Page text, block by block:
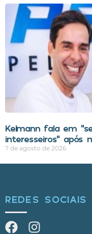
Kelmann fala em
interesseiros” após
7 de agosto de 2026
REDES SOCIAIS